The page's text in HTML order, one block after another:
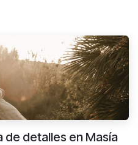
de detalles en Masía